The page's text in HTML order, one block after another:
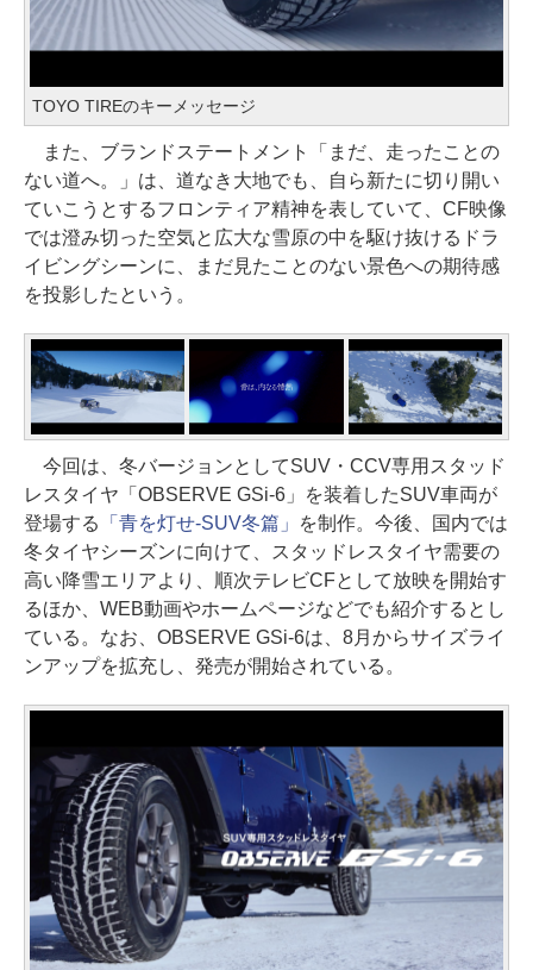
TOYO TIREのキーメッセージ
また、ブランドステートメント「まだ、走ったことの
ない道へ。」は、道なき大地でも、自ら新たに切り開い
ていこうとするフロンティア精神を表していて、CF映像
では澄み切った空気と広大な雪原の中を駆け抜けるドラ
イビングシーンに、まだ見たことのない景色への期待感
を投影したという。
今回は、冬バージョンとしてSUV・CCV専用スタッド
レスタイヤ「OBSERVE GSi-6」を装着したSUV車両が
登場する
「青を灯せ-SUV冬篇」
を制作。今後、国内では
冬タイヤシーズンに向けて、スタッドレスタイヤ需要の
高い降雪エリアより、順次テレビCFとして放映を開始す
るほか、WEB動画やホームページなどでも紹介するとし
ている。なお、OBSERVE GSi-6は、8月からサイズライ
ンアップを拡充し、発売が開始されている。